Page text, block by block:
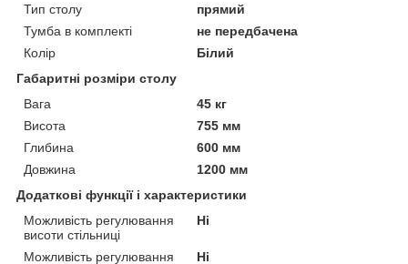
Тип столу
прямий
Тумба в комплекті
не передбачена
Колір
Білий
Габаритні розміри столу
Вага
45 кг
Висота
755 мм
Глибина
600 мм
Довжина
1200 мм
Додаткові функції і характеристики
Можливість регулювання
висоти стільниці
Ні
Можливість регулювання
Ні